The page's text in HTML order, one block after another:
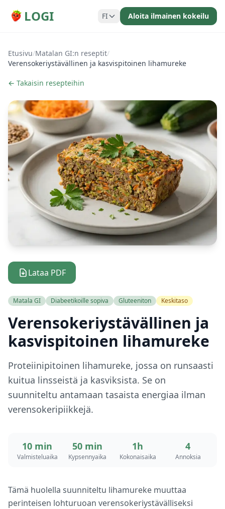
LOGI FI Aloita ilmainen kokeilu
Etusivu/Matalan GI:n reseptit/
Verensokeriystävällinen ja kasvispitoinen lihamureke
← Takaisin resepteihin
Lataa PDF
Matala GI Diabeetikoille sopiva Gluteeniton Keskitaso
Verensokeriystävällinen ja
kasvispitoinen lihamureke
Proteiinipitoinen lihamureke, jossa on runsaasti
kuitua linsseistä ja kasviksista. Se on
suunniteltu antamaan tasaista energiaa ilman
verensokeripiikkejä.
10 min
Valmisteluaika
50 min
Kypsennyaika
1h
Kokonaisaika
4
Annoksia
Tämä huolella suunniteltu lihamureke muuttaa
perinteisen lohturuoan verensokeriystävälliseksi